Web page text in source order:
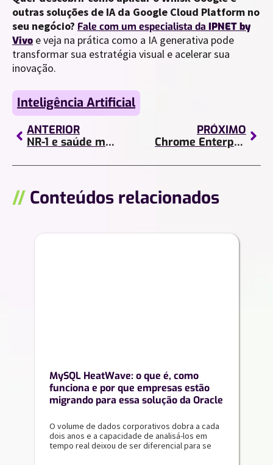
outras soluções de IA da Google Cloud Platform no
seu negócio? Fale com um especialista da IPNET by
Vivo e veja na prática como a IA generativa pode
transformar sua estratégia visual e acelerar sua
inovação.
Inteligência Artificial
ANTERIOR
NR-1 e saúde mental no trabalho: papel da Inteligência Artificial
PRÓXIMO
Chrome Enterprise: a base moderna para segurança, produtividade e gestão inteligente no ambiente corporativo
// Conteúdos relacionados
MySQL HeatWave: o que é, como
funciona e por que empresas estão
migrando para essa solução da Oracle
O volume de dados corporativos dobra a cada
dois anos e a capacidade de analisá-los em
tempo real deixou de ser diferencial para se